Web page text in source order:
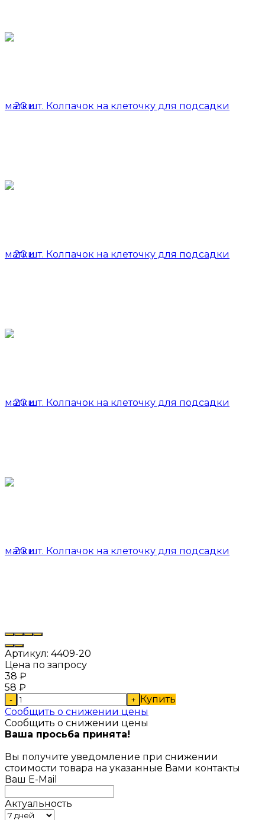
Артикул: 4409-20
Цена по запросу
38 ₽
58 ₽
- + Купить
Сообщить о снижении цены
Сообщить о снижении цены
Ваша просьба принята!
Вы получите уведомление при снижении
стоимости товара на указанные Вами контакты
Ваш E-Mail
Актуальность